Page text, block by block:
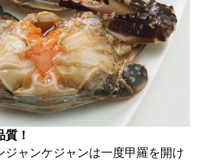
！
ジャンケジャンは一度甲羅を開け